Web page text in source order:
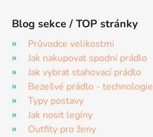
Blog sekce / TOP stránky
Průvodce velikostmi
Jak nakupovat spodní prádlo
Jak vybrat stahovací prádlo
Bezešvé prádlo - technologie
Typy postavy
Jak nosit legíny
Outfity pro ženy